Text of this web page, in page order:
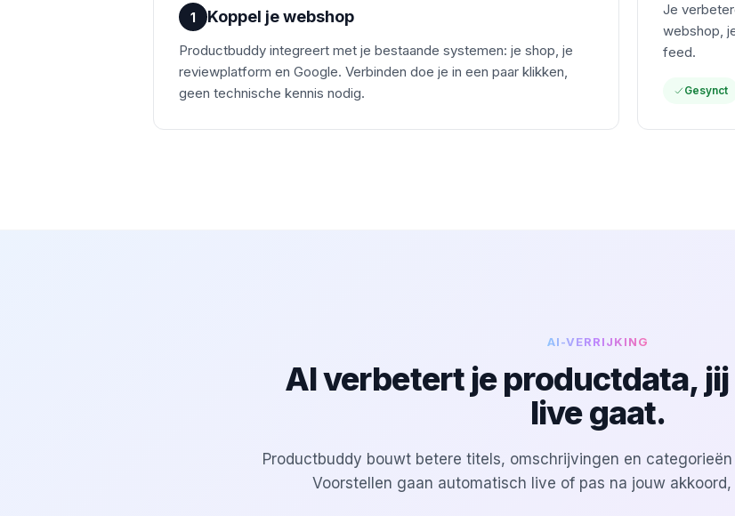
1 Koppel je webshop
Productbuddy integreert met je bestaande systemen: je shop, je
reviewplatform en Google. Verbinden doe je in een paar klikken,
geen technische kennis nodig.
Je
webshop,
feed.
Gesynct
AI-VERRIJKING
AI verbetert je productdata,
live gaat.
Productbuddy bouwt betere titels, omschrijvingen en
Voorstellen gaan automatisch live of pas na jouw